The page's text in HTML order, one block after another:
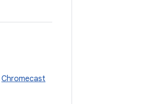
Chromecast